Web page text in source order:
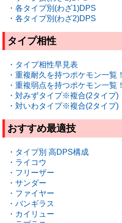
・各タイプ別(わざ1)DPS
・各タイプ別(わざ2)DPS
タイプ相性
・タイプ相性早見表
・重複耐久を持つポケモン一覧！
・重複弱点を持つポケモン一覧！
・対みずタイプ※複合(2タイプ)
・対いわタイプ※複合(2タイプ)
おすすめ最適技
・タイプ別 高DPS構成
・ライコウ
・フリーザー
・サンダー
・ファイヤー
・バンギラス
・カイリュー